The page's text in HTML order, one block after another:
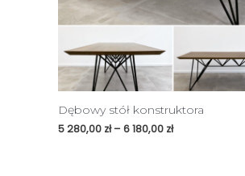
Dębowy stół konstruktora
5 280,00 zł– 6 180,00 zł